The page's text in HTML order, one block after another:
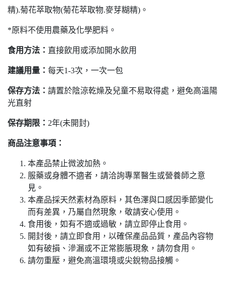
精).菊花萃取物(菊花萃取物.麥芽糊精)。
*原料不使用農藥及化學肥料。
食用方法： 直接飲用或添加開水飲用
建議用量： 每天1-3次，一次一包
保存方法： 請置於陰涼乾燥及兒童不易取得處，避免高溫陽
光直射
保存期限： 2年(未開封)
商品注意事項：
本產品禁止微波加熱。
服藥或身體不適者，請洽詢專業醫生或營養師之意
見。
本產品採天然素材為原料，其色澤與口感因季節變化
而有差異，乃屬自然現象，敬請安心使用。
食用後，如有不適或過敏，請立即停止食用。
開封後，請立即食用，以確保產品品質，產品內容物
如有破損、滲漏或不正常膨脹現象，請勿食用。
請勿重壓，避免高溫環境或尖銳物品接觸。